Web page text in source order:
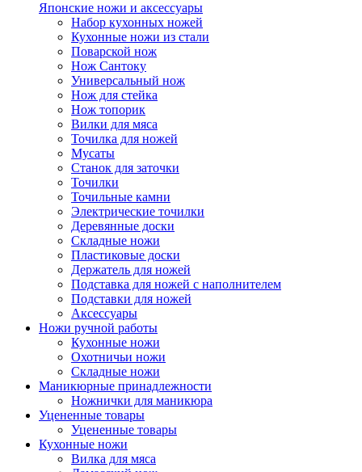
Японские ножи и аксессуары
Набор кухонных ножей
Кухонные ножи из стали
Поварской нож
Нож Сантоку
Универсальный нож
Нож для стейка
Нож топорик
Вилки для мяса
Точилка для ножей
Мусаты
Станок для заточки
Точилки
Точильные камни
Электрические точилки
Деревянные доски
Складные ножи
Пластиковые доски
Держатель для ножей
Подставка для ножей с наполнителем
Подставки для ножей
Аксессуары
Ножи ручной работы
Кухонные ножи
Охотничьи ножи
Складные ножи
Маникюрные принадлежности
Ножнички для маникюра
Уцененные товары
Уцененные товары
Кухонные ножи
Вилка для мяса